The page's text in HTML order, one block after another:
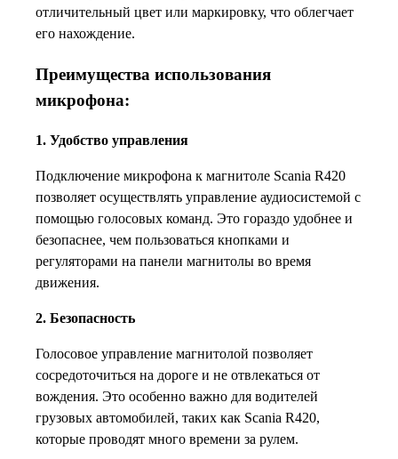
отличительный цвет или маркировку, что облегчает
его нахождение.
Преимущества использования
микрофона:
1. Удобство управления
Подключение микрофона к магнитоле Scania R420
позволяет осуществлять управление аудиосистемой с
помощью голосовых команд. Это гораздо удобнее и
безопаснее, чем пользоваться кнопками и
регуляторами на панели магнитолы во время
движения.
2. Безопасность
Голосовое управление магнитолой позволяет
сосредоточиться на дороге и не отвлекаться от
вождения. Это особенно важно для водителей
грузовых автомобилей, таких как Scania R420,
которые проводят много времени за рулем.